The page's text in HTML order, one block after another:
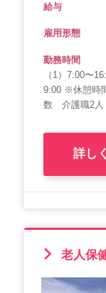
給与
雇用形態
勤務時間
（1）7:00〜
9:00 ※休憩時
数 介護職2人
詳し
老人保